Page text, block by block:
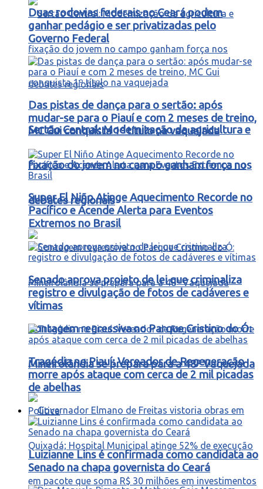
Sertão Central: Modernização da agricultura e
fixação do jovem no campo ganham força nos
debates regionais
Contagem regressiva no Parque Cristino do Ó:
Mineirolândia se prepara para a 48ª Vaquejada
Duas rodovias federais no Ceará podem
ganhar pedágio e ser privatizadas pelo
Governo Federal
Das pistas de dança para o sertão: após
mudar-se para o Piauí e com 2 meses de treino,
MC Gui conquista 1º título na vaquejada
Super El Niño Atinge Aquecimento Recorde no
Pacífico e Acende Alerta para Eventos
Extremos no Brasil
Senado aprova projeto de lei que criminaliza
registro e divulgação de fotos de cadáveres e
vítimas
Tragédia no Piauí: Vereador de Regeneração
morre após ataque com cerca de 2 mil picadas
de abelhas
Política
Luizianne Lins é confirmada como candidata ao
Senado na chapa governista do Ceará